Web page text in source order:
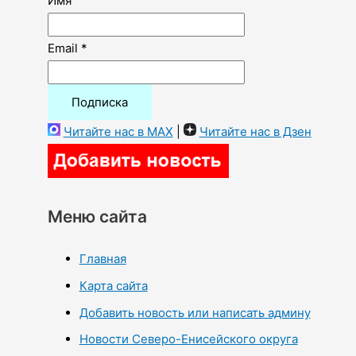
Email *
Читайте нас в MAX Читайте нас в Дзен
Меню сайта
Главная
Карта сайта
Добавить новость или написать админу
Новости Северо-Енисейского округа